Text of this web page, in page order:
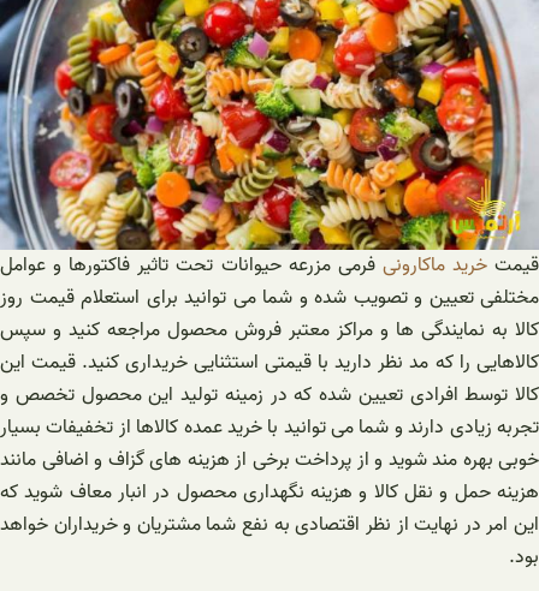
قیمتخرید ماکارونی فرمی مزرعه حیوانات تحت تاثیر فاکتورها و عوامل
مختلفی تعیین و تصویب شده و شما می توانید برای استعلام قیمت روز
کالا به نمایندگی ها و مراکز معتبر فروش محصول مراجعه کنید و سپس
کالاهایی را که مد نظر دارید با قیمتی استثنایی خریداری کنید. قیمت این
کالا توسط افرادی تعیین شده که در زمینه تولید این محصول تخصص و
تجربه زیادی دارند و شما می توانید با خرید عمده کالاها از تخفیفات بسیار
خوبی بهره مند شوید و از پرداخت برخی از هزینه های گزاف و اضافی مانند
هزینه حمل و نقل کالا و هزینه نگهداری محصول در انبار معاف شوید که
این امر در نهایت از نظر اقتصادی به نفع شما مشتریان و خریداران خواهد
بود.